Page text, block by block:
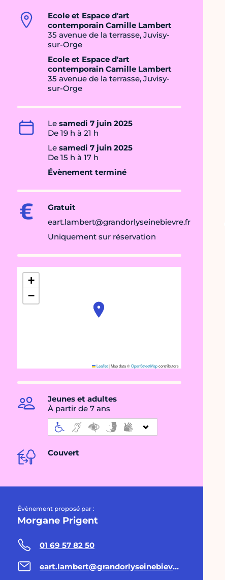
Ecole et Espace d'art
contemporain Camille Lambert
35 avenue de la terrasse, Juvisy-
sur-Orge
Ecole et Espace d'art
contemporain Camille Lambert
35 avenue de la terrasse, Juvisy-
sur-Orge
Le samedi 7 juin 2025
De 19 h à 21 h
Le samedi 7 juin 2025
De 15 h à 17 h
Évènement terminé
Gratuit
eart.lambert@grandorlyseinebievre.fr
Uniquement sur réservation
+
−
Leaflet|Map data ©OpenStreetMapcontributors
Jeunes et adultes
À partir de 7 ans
Couvert
Évènement proposé par :
Morgane Prigent
01 69 57 82 50
eart.lambert@grandorlyseinebievre.fr